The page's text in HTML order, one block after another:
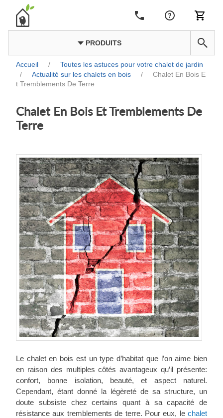
PRODUITS
Accueil /
Toutes les astuces pour votre chalet de jardin
/
Actualité sur les chalets en bois /
Chalet En Bois E
t Tremblements De Terre
Chalet En Bois Et Tremblements De
Terre
Le chalet en bois est un type d’habitat que l’on aime bien
en raison des multiples côtés avantageux qu’il présente:
confort, bonne isolation, beauté, et aspect naturel.
Cependant, étant donné la légèreté de sa structure, un
doute subsiste chez certains quant à sa capacité de
résistance aux tremblements de terre. Pour eux, le chalet